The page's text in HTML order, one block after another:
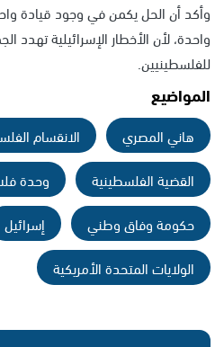
وأكد أن الحل يكمن في وجود قيادة
واحدة، لأن الأخطار الإسرائيلية تهدد
للفلسطينيين.
المواضيع
هاني المصري
الانقسام
القضية الفلسطينية
وحدة
حكومة وفاق وطني
إسرائيل
الولايات المتحدة الأمريكية